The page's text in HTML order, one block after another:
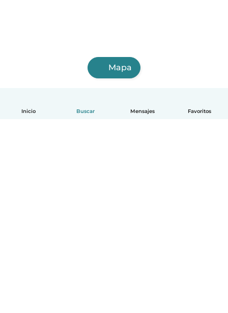
Inicio Buscar Mensajes Favoritos
Mapa